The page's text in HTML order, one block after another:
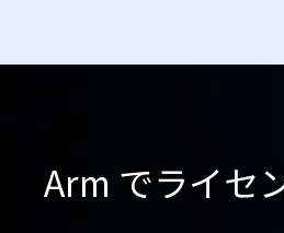
Arm でライセ